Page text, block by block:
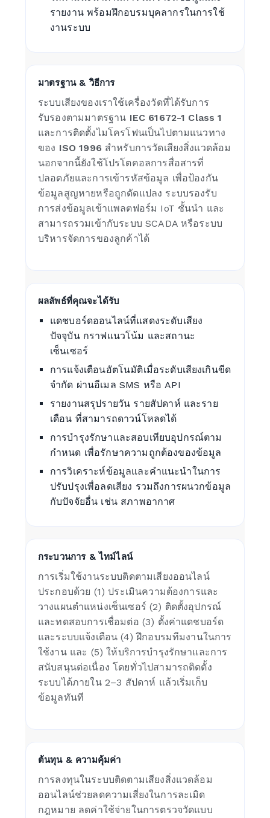
รายงาน พร้อมฝึกอบรมบุคลากรในการใช้
งานระบบ
มาตรฐาน & วิธีการ
ระบบเสียงของเราใช้เครื่องวัดที่ได้รับการ
รับรองตามมาตรฐาน IEC 61672-1 Class 1
และการติดตั้งไมโครโฟนเป็นไปตามแนวทาง
ของ ISO 1996สำหรับการวัดเสียงสิ่งแวดล้อม
นอกจากนี้ยังใช้โปรโตคอลการสื่อสารที่
ปลอดภัยและการเข้ารหัสข้อมูล เพื่อป้องกัน
ข้อมูลสูญหายหรือถูกดัดแปลง ระบบรองรับ
การส่งข้อมูลเข้าแพลตฟอร์ม IoT ชั้นนำ และ
สามารถรวมเข้ากับระบบ SCADA หรือระบบ
บริหารจัดการของลูกค้าได้
ผลลัพธ์ที่คุณจะได้รับ
แดชบอร์ดออนไลน์ที่แสดงระดับเสียง
ปัจจุบัน กราฟแนวโน้ม และสถานะ
เซ็นเซอร์
การแจ้งเตือนอัตโนมัติเมื่อระดับเสียงเกินขีด
จำกัด ผ่านอีเมล SMS หรือ API
รายงานสรุปรายวัน รายสัปดาห์ และราย
เดือน ที่สามารถดาวน์โหลดได้
การบำรุงรักษาและสอบเทียบอุปกรณ์ตาม
กำหนด เพื่อรักษาความถูกต้องของข้อมูล
การวิเคราะห์ข้อมูลและคำแนะนำในการ
ปรับปรุงเพื่อลดเสียง รวมถึงการผนวกข้อมูล
กับปัจจัยอื่น เช่น สภาพอากาศ
กระบวนการ & ไทม์ไลน์
การเริ่มใช้งานระบบติดตามเสียงออนไลน์
ประกอบด้วย (1) ประเมินความต้องการและ
วางแผนตำแหน่งเซ็นเซอร์ (2) ติดตั้งอุปกรณ์
และทดสอบการเชื่อมต่อ (3) ตั้งค่าแดชบอร์ด
และระบบแจ้งเตือน (4) ฝึกอบรมทีมงานในการ
ใช้งาน และ (5) ให้บริการบำรุงรักษาและการ
สนับสนุนต่อเนื่อง โดยทั่วไปสามารถติดตั้ง
ระบบได้ภายใน 2–3 สัปดาห์ แล้วเริ่มเก็บ
ข้อมูลทันที
ต้นทุน & ความคุ้มค่า
การลงทุนในระบบติดตามเสียงสิ่งแวดล้อม
ออนไลน์ช่วยลดความเสี่ยงในการละเมิด
กฎหมาย ลดค่าใช้จ่ายในการตรวจวัดแบบ